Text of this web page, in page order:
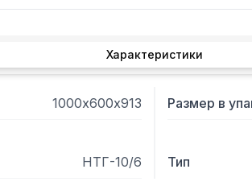
Характеристики
1000х600х913 Размер в
НТГ-10/6 Тип